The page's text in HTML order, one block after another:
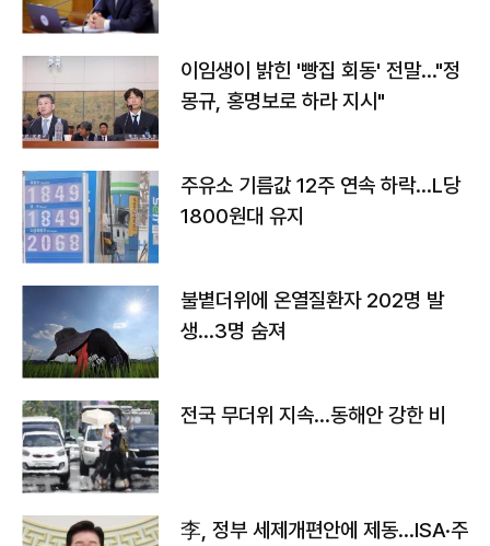
이임생이 밝힌 '빵집 회동' 전말…"정
몽규, 홍명보로 하라 지시"
주유소 기름값 12주 연속 하락…L당
1800원대 유지
불볕더위에 온열질환자 202명 발
생…3명 숨져
전국 무더위 지속…동해안 강한 비
李, 정부 세제개편안에 제동…ISA·주